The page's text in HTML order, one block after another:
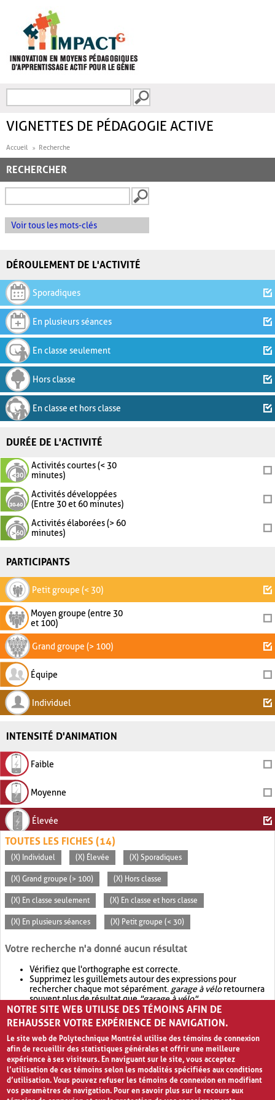
FORMULAIRE DE
VIGNETTES DE PÉDAGOGIE ACTIVE
Accueil Recherche
RECHERCHER
Voir tous les mots-clés
DÉROULEMENT DE L'ACTIVITÉ
Sporadiques
En plusieurs séances
En classe seulement
Hors classe
En classe et hors classe
DURÉE DE L'ACTIVITÉ
Activités courtes (< 30
minutes)
Activités développées
(Entre 30 et 60 minutes)
Activités élaborées (> 60
minutes)
PARTICIPANTS
Petit groupe (< 30)
Moyen groupe (entre 30
et 100)
Grand groupe (> 100)
Équipe
Individuel
INTENSITÉ D'ANIMATION
Faible
Moyenne
Élevée
TOUTES LES FICHES (14)
(X) Individuel (X) Élevée (X) Sporadiques
(X) Grand groupe (> 100) (X) Hors classe
(X) En classe seulement (X) En classe et hors classe
(X) En plusieurs séances (X) Petit groupe (< 30)
Votre recherche n'a donné aucun résultat
Vérifiez que l'orthographe est correcte.
Supprimez les guillemets autour des expressions pour
rechercher chaque mot séparément. garage à véloretournera
souvent plus de résultat que"garage à vélo".
Envisagez d'élargir votre recherche avec OR.garage OR vélo
retournera souvent plus de résultat quegarage à vélo
NOTRE SITE WEB UTILISE DES TÉMOINS AFIN DE
REHAUSSER VOTRE EXPÉRIENCE DE NAVIGATION.
Le site web de Polytechnique Montréal utilise des témoins de connexion
afin de recueillir des statistiques générales et offrir une meilleure
expérience à ses visiteurs. En naviguant sur le site, vous acceptez
l’utilisation de ces témoins selon les modalités spécifiées aux conditions
d’utilisation. Vous pouvez refuser les témoins de connexion en modifiant
vos paramètres de navigation. Pour en savoir plus sur le recours aux